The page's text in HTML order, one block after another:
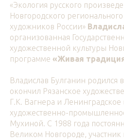
«Экология русского
Новгородского
художников России»
организованная
художественной культуры
программе «Живая
Владислав Булганин родился
окончил Рязанское
Г.К. Вагнера и
художественно-
Мухиной. С 1988 года
Великом Новгороде, участник